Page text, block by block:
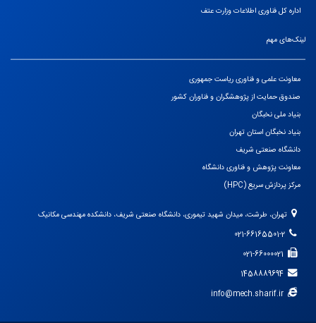
اداره کل فناوری اطلاعات وزارت عتف
لینک‌های مهم
معاونت علمی و فناوری ریاست جمهوری
صندوق حمایت از پژوهشگران و فناوران کشور
بنیاد ملی نخبگان
بنیاد نخبگان استان تهران
دانشگاه صنعتی شریف
معاونت پژوهش و فناوری دانشگاه
مرکز پردازش سریع (HPC)
تهران، طرشت، میدان شهید تیموری، دانشگاه صنعتی شریف، دانشکده مهندسی مکانیک